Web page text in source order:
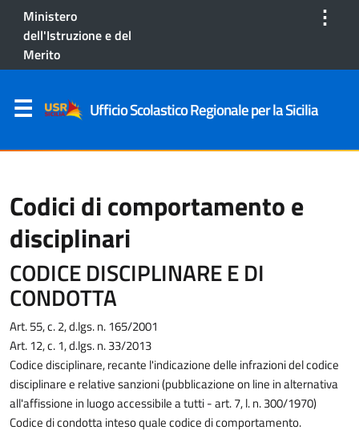
Ministero
dell'Istruzione e del
Merito
⋮
Ufficio Scolastico Regionale per la Sicilia
Codici di comportamento e
disciplinari
CODICE DISCIPLINARE E DI
CONDOTTA
Art. 55, c. 2, d.lgs. n. 165/2001
Art. 12, c. 1, d.lgs. n. 33/2013
Codice disciplinare, recante l'indicazione delle infrazioni del codice
disciplinare e relative sanzioni (pubblicazione on line in alternativa
all'affissione in luogo accessibile a tutti - art. 7, l. n. 300/1970)
Codice di condotta inteso quale codice di comportamento.